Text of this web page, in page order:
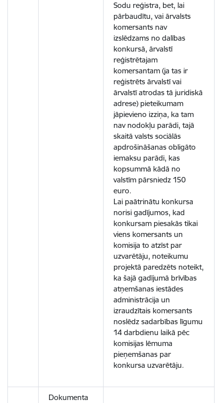
Sodu reģistra, bet, lai
pārbaudītu, vai ārvalsts
komersants nav
izslēdzams no dalības
konkursā, ārvalstī
reģistrētajam
komersantam (ja tas ir
reģistrēts ārvalstī vai
ārvalstī atrodas tā juridiskā
adrese) pieteikumam
jāpievieno izziņa, ka tam
nav nodokļu parādi, tajā
skaitā valsts sociālās
apdrošināšanas obligāto
iemaksu parādi, kas
kopsummā kādā no
valstīm pārsniedz 150
euro.
Lai paātrinātu konkursa
norisi gadījumos, kad
konkursam piesakās tikai
viens komersants un
komisija to atzīst par
uzvarētāju, noteikumu
projektā paredzēts noteikt,
ka šajā gadījumā brīvības
atņemšanas iestādes
administrācija un
izraudzītais komersants
noslēdz sadarbības līgumu
14 darbdienu laikā pēc
komisijas lēmuma
pieņemšanas par
konkursa uzvarētāju.
Dokumenta